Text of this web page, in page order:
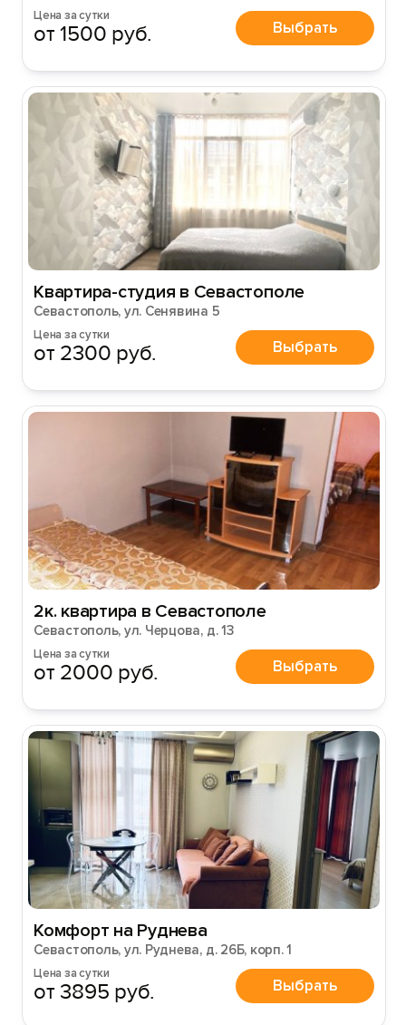
Цена за сутки
от 1500 руб. Выбрать
Квартира-студия в Севастополе
Севастополь, ул. Сенявина 5
Цена за сутки
от 2300 руб. Выбрать
2к. квартира в Севастополе
Севастополь, ул. Черцова, д. 13
Цена за сутки
от 2000 руб. Выбрать
Комфорт на Руднева
Севастополь, ул. Руднева, д. 26Б, корп. 1
Цена за сутки
от 3895 руб. Выбрать